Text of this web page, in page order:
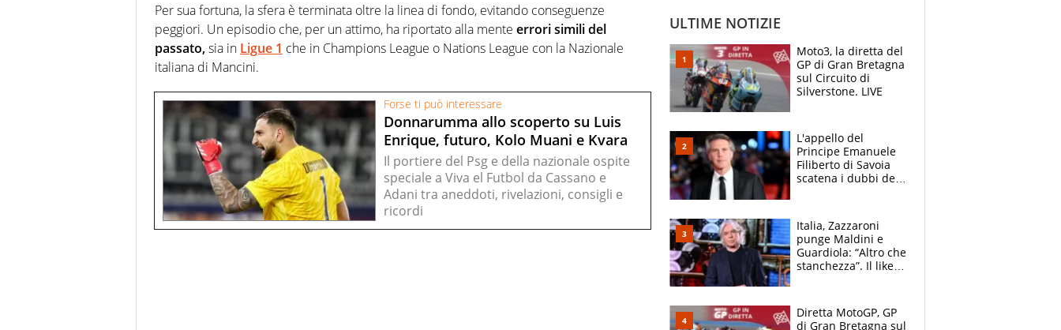
Per sua fortuna, la sfera è terminata oltre la linea di fondo, evitando conseguenze
peggiori. Un episodio che, per un attimo, ha riportato alla mente errori simili del
passato,sia in Ligue 1 che in Champions League o Nations League con la Nazionale
italiana di Mancini.
Forse ti può interessare
Donnarumma allo scoperto su Luis
Enrique, futuro, Kolo Muani e Kvara
Il portiere del Psg e della nazionale ospite
speciale a Viva el Futbol da Cassano e
Adani tra aneddoti, rivelazioni, consigli e
ricordi
ULTIME NOTIZIE
Moto3, la diretta del
GP di Gran Bretagna
sul Circuito di
Silverstone. LIVE
L'appello del
Principe Emanuele
Filiberto di Savoia
scatena i dubbi dei
Italia, Zazzaroni
punge Maldini e
Guardiola: “Altro che
stanchezza”. Il like
Diretta MotoGP, GP
di Gran Bretagna sul